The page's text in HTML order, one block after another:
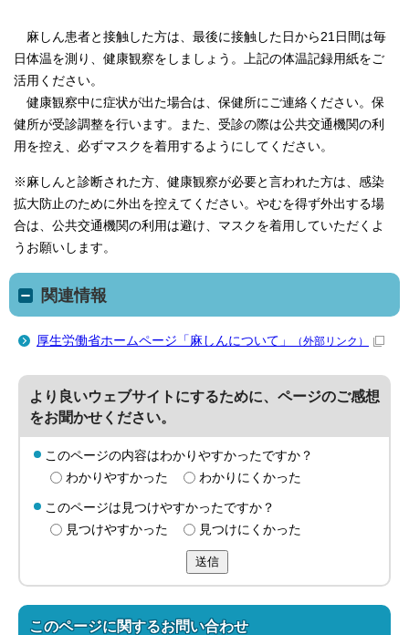
麻しん患者と接触した方は、最後に接触した日から21日間は毎
日体温を測り、健康観察をしましょう。上記の体温記録用紙をご
活用ください。
健康観察中に症状が出た場合は、保健所にご連絡ください。保
健所が受診調整を行います。また、受診の際は公共交通機関の利
用を控え、必ずマスクを着用するようにしてください。
※麻しんと診断された方、健康観察が必要と言われた方は、感染
拡大防止のために外出を控えてください。やむを得ず外出する場
合は、公共交通機関の利用は避け、マスクを着用していただくよ
うお願いします。
関連情報
厚生労働省ホームページ「麻しんについて」 （外部リンク）
より良いウェブサイトにするために、ページのご感想
をお聞かせください。
このページの内容はわかりやすかったですか？
わかりやすかった
わかりにくかった
このページは見つけやすかったですか？
見つけやすかった
見つけにくかった
送信
このページに関するお問い合わせ